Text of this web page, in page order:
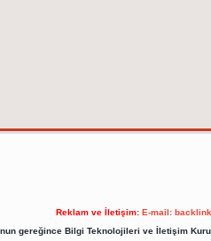
Reklam ve İletişim: E-mail:
gereğince Bilgi Teknolojileri ve İletişim